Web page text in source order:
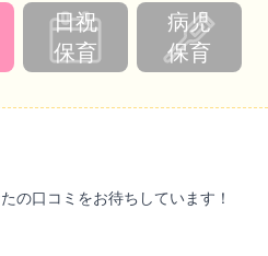
日祝
保育
病児
保育
の口コミをお待ちしています！